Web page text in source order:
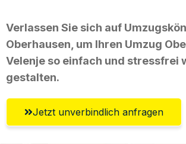
Verlassen Sie sich auf
Oberhausen, um Ihren Umzug
Velenje so einfach und stressfrei
gestalten.
Jetzt unverbindlich anfragen